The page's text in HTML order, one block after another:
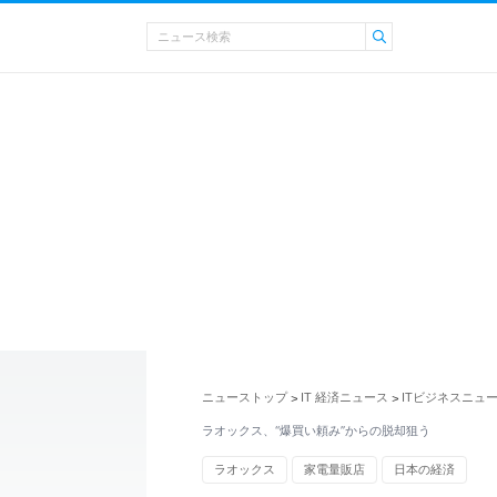
ニューストップ > IT 経済ニュース > ITビジネスニュ
ラオックス、“爆買い頼み”からの脱却狙う
ラオックス 家電量販店 日本の経済